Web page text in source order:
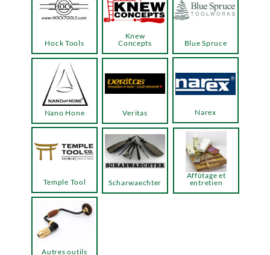
Hock Tools
Knew
Concepts
Temple Tool
Blue Spruce
Narex
Veritas
Nano Hone
Autres outils
Scharwaechter
Affûtage et
entretien